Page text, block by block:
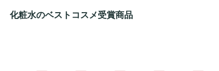
選べる3タイプ
化粧水のベストコスメ受賞商品